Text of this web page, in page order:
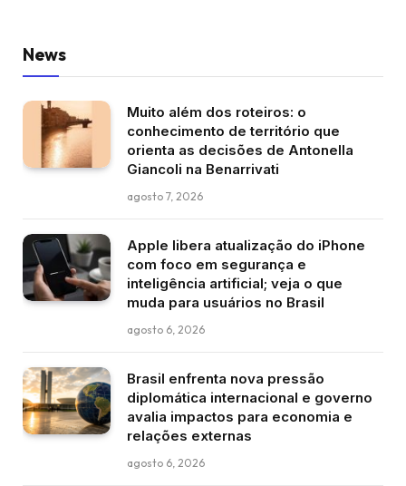
News
Muito além dos roteiros: o
conhecimento de território que
orienta as decisões de Antonella
Giancoli na Benarrivati
agosto 7, 2026
Apple libera atualização do iPhone
com foco em segurança e
inteligência artificial; veja o que
muda para usuários no Brasil
agosto 6, 2026
Brasil enfrenta nova pressão
diplomática internacional e governo
avalia impactos para economia e
relações externas
agosto 6, 2026